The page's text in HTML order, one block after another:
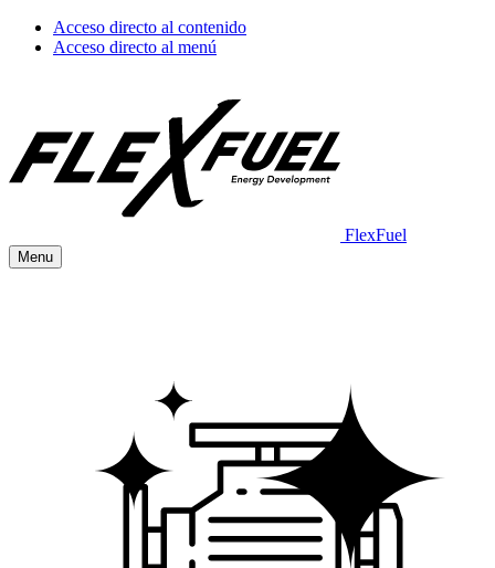
Acceso directo al contenido
Acceso directo al menú
FlexFuel
Menu